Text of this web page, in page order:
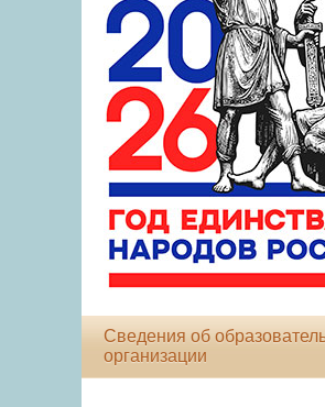
Сведения об
организации